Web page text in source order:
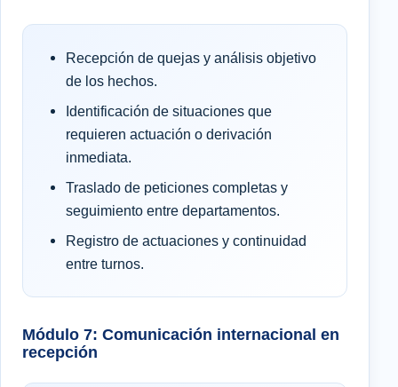
Recepción de quejas y análisis objetivo
de los hechos.
Identificación de situaciones que
requieren actuación o derivación
inmediata.
Traslado de peticiones completas y
seguimiento entre departamentos.
Registro de actuaciones y continuidad
entre turnos.
Módulo 7: Comunicación internacional en
recepción